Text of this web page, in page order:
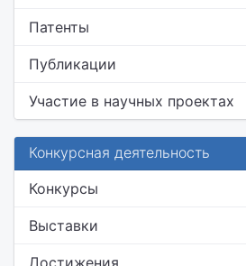
Патенты
Публикации
Участие в научных проектах
Конкурсная деятельность
Конкурсы
Выставки
Достижения